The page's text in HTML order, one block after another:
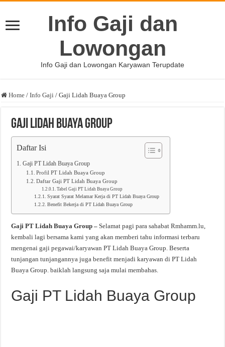
Info Gaji dan
Lowongan
Info Gaji dan Lowongan Karyawan Terupdate
Home / Info Gaji / Gaji Lidah Buaya Group
Gaji Lidah Buaya Group
Daftar Isi
Gaji PT Lidah Buaya Group
Profil PT Lidah Buaya Group
Daftar Gaji PT Lidah Buaya Group
Tabel Gaji PT Lidah Buaya Group
Syarat Syarat Melamar Kerja di PT Lidah Buaya Group
Benefit Bekerja di PT Lidah Buaya Group
Gaji PT Lidah Buaya Group –Selamat pagi para sahabat Rmhamm.lu,
kembali lagi bersama kami yang akan memberi tahu informasi terbaru
mengenai gaji pegawai/karyawan PT Lidah Buaya Group. Beserta
tunjangan tunjangannya juga benefit menjadi karyawan di PT Lidah
Buaya Group. baiklah langsung saja mulai membahas.
Gaji PT Lidah Buaya Group